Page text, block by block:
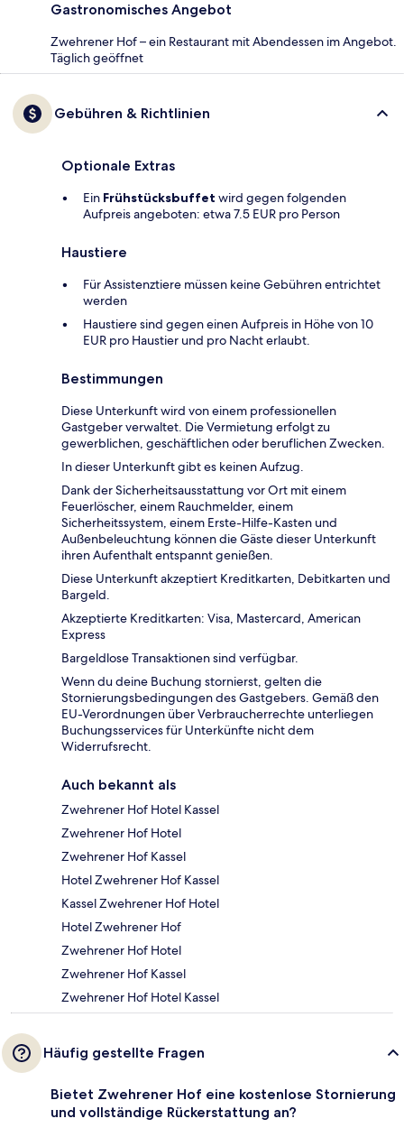
Gastronomisches Angebot
Zwehrener Hof – ein Restaurant mit Abendessen im Angebot.
Täglich geöffnet
Gebühren & Richtlinien
Optionale Extras
Ein Frühstücksbuffet wird gegen folgenden
Aufpreis angeboten: etwa 7.5 EUR pro Person
Haustiere
Für Assistenztiere müssen keine Gebühren entrichtet
werden
Haustiere sind gegen einen Aufpreis in Höhe von 10
EUR pro Haustier und pro Nacht erlaubt.
Bestimmungen
Diese Unterkunft wird von einem professionellen
Gastgeber verwaltet. Die Vermietung erfolgt zu
gewerblichen, geschäftlichen oder beruflichen Zwecken.
In dieser Unterkunft gibt es keinen Aufzug.
Dank der Sicherheitsausstattung vor Ort mit einem
Feuerlöscher, einem Rauchmelder, einem
Sicherheitssystem, einem Erste-Hilfe-Kasten und
Außenbeleuchtung können die Gäste dieser Unterkunft
ihren Aufenthalt entspannt genießen.
Diese Unterkunft akzeptiert Kreditkarten, Debitkarten und
Bargeld.
Akzeptierte Kreditkarten: Visa, Mastercard, American
Express
Bargeldlose Transaktionen sind verfügbar.
Wenn du deine Buchung stornierst, gelten die
Stornierungsbedingungen des Gastgebers. Gemäß den
EU-Verordnungen über Verbraucherrechte unterliegen
Buchungsservices für Unterkünfte nicht dem
Widerrufsrecht.
Auch bekannt als
Zwehrener Hof Hotel Kassel
Zwehrener Hof Hotel
Zwehrener Hof Kassel
Hotel Zwehrener Hof Kassel
Kassel Zwehrener Hof Hotel
Hotel Zwehrener Hof
Zwehrener Hof Hotel
Zwehrener Hof Kassel
Zwehrener Hof Hotel Kassel
Häufig gestellte Fragen
Bietet Zwehrener Hof eine kostenlose Stornierung
und vollständige Rückerstattung an?